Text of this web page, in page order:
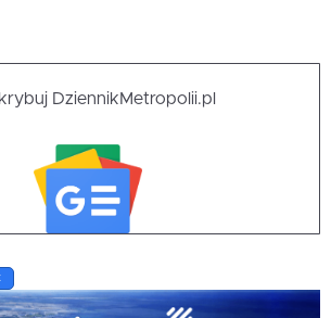
DziennikMetropolii.pl